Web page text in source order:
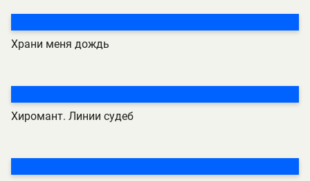
Храни меня дождь
Хиромант. Линии судеб